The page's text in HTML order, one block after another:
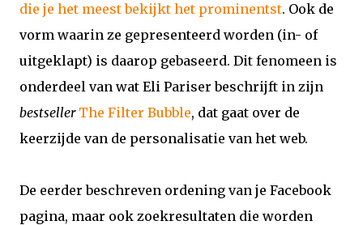
die je het meest bekijkt het prominentst. Ook de
vorm waarin ze gepresenteerd worden (in- of
uitgeklapt) is daarop gebaseerd. Dit fenomeen is
onderdeel van wat Eli Pariser beschrijft in zijn
bestseller The Filter Bubble, dat gaat over de
keerzijde van de personalisatie van het web.
De eerder beschreven ordening van je Facebook
pagina, maar ook zoekresultaten die worden